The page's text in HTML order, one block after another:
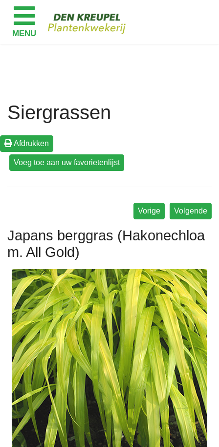
Siergrassen
Afdrukken
Volgende
Vorige
Japans berggras (Hakonechloa
m. All Gold)